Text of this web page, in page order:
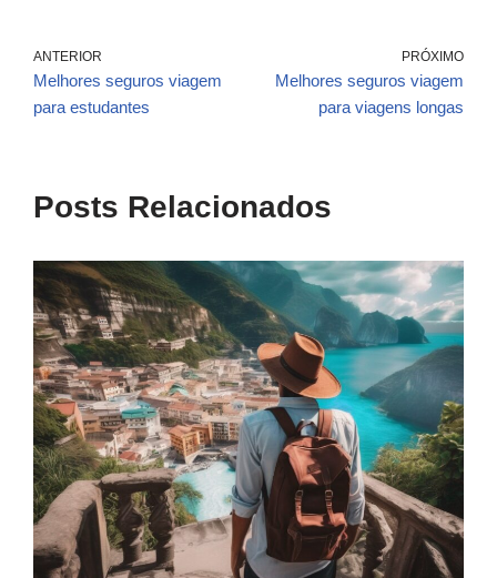
ANTERIOR
Melhores seguros viagem
para estudantes
PRÓXIMO
Melhores seguros viagem
para viagens longas
Posts Relacionados